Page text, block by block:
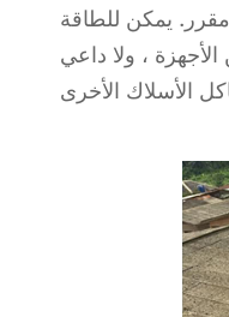
يمكن للطاقة
، ولا داعي